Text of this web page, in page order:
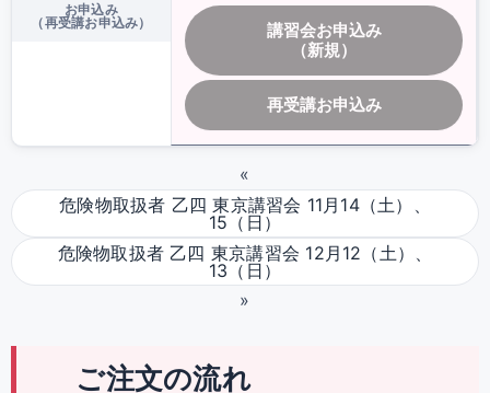
お申込み
（再受講お申込み）
講習会お申込み
（新規）
再受講お申込み
«
危険物取扱者 乙四 東京講習会 11月14（土）、
15（日）
危険物取扱者 乙四 東京講習会 12月12（土）、
13（日）
»
ご注文の流れ